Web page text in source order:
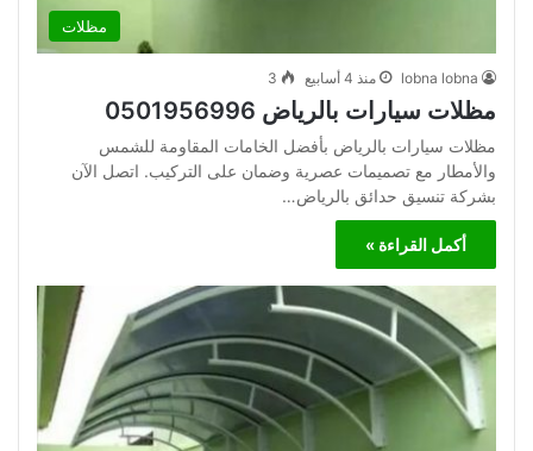
مظلات
lobna lobna منذ 4 أسابيع 3
مظلات سيارات بالرياض 0501956996
مظلات سيارات بالرياض بأفضل الخامات المقاومة للشمس
والأمطار مع تصميمات عصرية وضمان على التركيب. اتصل الآن
بشركة تنسيق حدائق بالرياض…
أكمل القراءة »